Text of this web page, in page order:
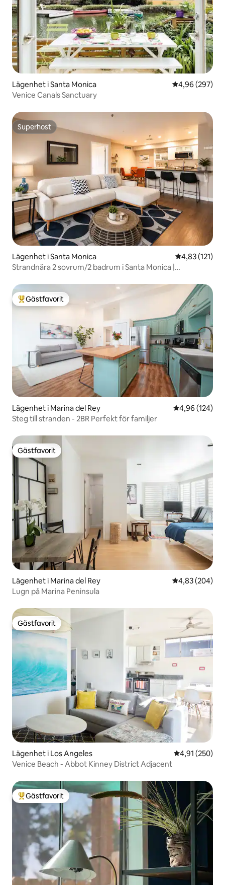
Lägenhet i Santa Monica 4,96 av 5 i
4,96 (297)
Venice Canals Sanctuary
Superhost
Superhost
Lägenhet i Santa Monica 4,83 av 5 i
4,83 (121)
Strandnära 2 sovrum/2 badrum i Santa Monica |
Populär gästfavorit
Gästfavorit
Lägenhet i Marina del Rey 4,96 av 5 i
4,96 (124)
Steg till stranden - 2BR Perfekt för familjer
Gästfavorit
Gästfavorit
Lägenhet i Marina del Rey 4,83 av 5 i
4,83 (204)
Lugn på Marina Peninsula
Gästfavorit
Gästfavorit
Lägenhet i Los Angeles 4,91 av 5 i
4,91 (250)
Venice Beach - Abbot Kinney District Adjacent
Populär gästfavorit
Gästfavorit